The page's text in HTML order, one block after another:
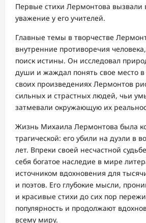
Первые стихи Лермонтова вызвали
уважение у его учителей.
Главные темы в творчестве
внутренние противоречия
поиск истины. Он исследовал
души и жаждал понять свое место
своих произведениях Лермонтов
сильных и страстных людей, чьи
затмевали окружающую их
Жизнь Михаила Лермонтова была
трагической: его убили на дуэли в
лет. Впреки своей несчастной
себя богатое наследие в мире
источником вдохновения для
и поэтов. Его глубокие мысли,
и красивые стихи до сих пор
популярность и продолжают
всему миру.